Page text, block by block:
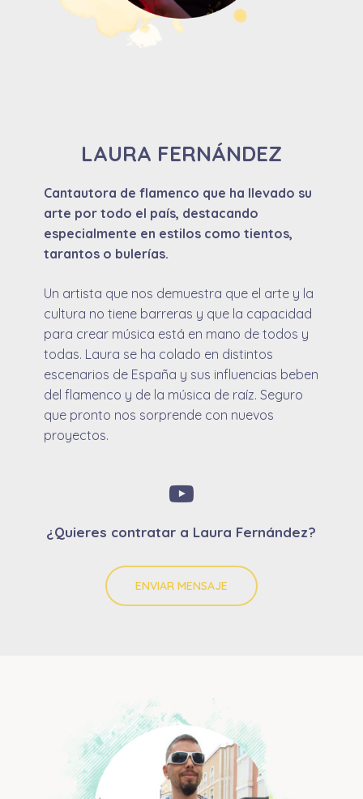
LAURA FERNÁNDEZ
Cantautora de flamenco que ha llevado su
arte por todo el país, destacando
especialmente en estilos como tientos,
tarantos o bulerías.
Un artista que nos demuestra que el arte y la
cultura no tiene barreras y que la capacidad
para crear música está en mano de todos y
todas. Laura se ha colado en distintos
escenarios de España y sus influencias beben
del flamenco y de la música de raíz. Seguro
que pronto nos sorprende con nuevos
proyectos.
¿Quieres contratar a Laura Fernández?
ENVIAR MENSAJE